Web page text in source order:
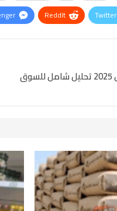
Twitter
ReddIt